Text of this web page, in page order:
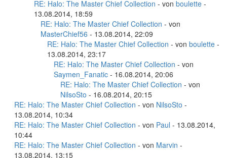
RE: Halo: The Master Chief Collection - von boulette -
13.08.2014, 18:59
RE: Halo: The Master Chief Collection - von
MasterChief56 - 13.08.2014, 22:09
RE: Halo: The Master Chief Collection - von boulette -
13.08.2014, 23:17
RE: Halo: The Master Chief Collection - von
Saymen_Fanatic - 16.08.2014, 20:06
RE: Halo: The Master Chief Collection - von
NilsoSto - 16.08.2014, 20:15
RE: Halo: The Master Chief Collection - von NilsoSto -
13.08.2014, 10:34
RE: Halo: The Master Chief Collection - von Paul - 13.08.2014,
10:44
RE: Halo: The Master Chief Collection - von Marvin -
13.08.2014, 13:15